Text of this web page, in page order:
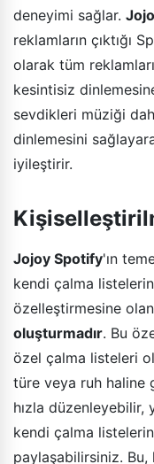
deneyimi sağlar.
reklamların çıktığı
olarak tüm
kesintisiz
sevdikleri müziği
dinlemesini
iyileştirir.
Jojoy Spotify'ın
kendi çalma
özelleştirmesine
oluşturmadır. Bu
özel çalma listeleri
türe veya ruh haline
hızla düzenleyebilir,
kendi çalma
paylaşabilirsiniz. Bu,